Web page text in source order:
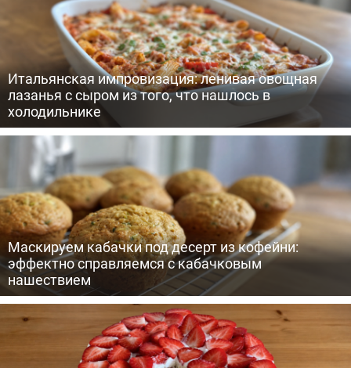
Итальянская импровизация: ленивая овощная
лазанья с сыром из того, что нашлось в
холодильнике
Маскируем кабачки под десерт из кофейни:
эффектно справляемся с кабачковым
нашествием